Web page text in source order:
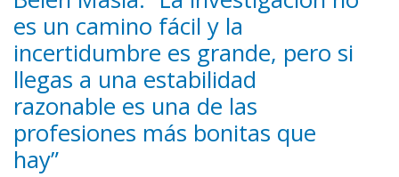
es un camino fácil y la
incertidumbre es grande, pero si
llegas a una estabilidad
razonable es una de las
profesiones más bonitas que
hay”